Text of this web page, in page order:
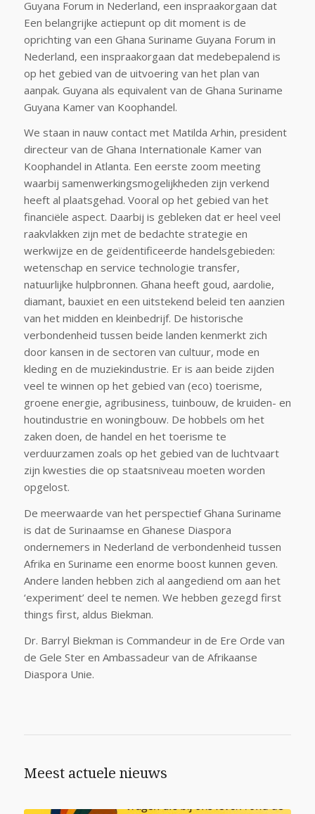
Guyana Forum in Nederland, een inspraakorgaan dat
Een belangrijke actiepunt op dit moment is de
oprichting van een Ghana Suriname Guyana Forum in
Nederland, een inspraakorgaan dat medebepalend is
op het gebied van de uitvoering van het plan van
aanpak. Guyana als equivalent van de Ghana Suriname
Guyana Kamer van Koophandel.
We staan in nauw contact met Matilda Arhin, president
directeur van de Ghana Internationale Kamer van
Koophandel in Atlanta. Een eerste zoom meeting
waarbij samenwerkingsmogelijkheden zijn verkend
heeft al plaatsgehad. Vooral op het gebied van het
financiële aspect. Daarbij is gebleken dat er heel veel
raakvlakken zijn met de bedachte strategie en
werkwijze en de geïdentificeerde handelsgebieden:
wetenschap en service technologie transfer,
natuurlijke hulpbronnen. Ghana heeft goud, aardolie,
diamant, bauxiet en een uitstekend beleid ten aanzien
van het midden en kleinbedrijf. De historische
verbondenheid tussen beide landen kenmerkt zich
door kansen in de sectoren van cultuur, mode en
kleding en de muziekindustrie. Er is aan beide zijden
veel te winnen op het gebied van (eco) toerisme,
groene energie, agribusiness, tuinbouw, de kruiden- en
houtindustrie en woningbouw. De hobbels om het
zaken doen, de handel en het toerisme te
verduurzamen zoals op het gebied van de luchtvaart
zijn kwesties die op staatsniveau moeten worden
opgelost.
De meerwaarde van het perspectief Ghana Suriname
is dat de Surinaamse en Ghanese Diaspora
ondernemers in Nederland de verbondenheid tussen
Afrika en Suriname een enorme boost kunnen geven.
Andere landen hebben zich al aangediend om aan het
‘experiment’ deel te nemen. We hebben gezegd first
things first, aldus Biekman.
Dr. Barryl Biekman is Commandeur in de Ere Orde van
de Gele Ster en Ambassadeur van de Afrikaanse
Diaspora Unie.
Meest actuele nieuws